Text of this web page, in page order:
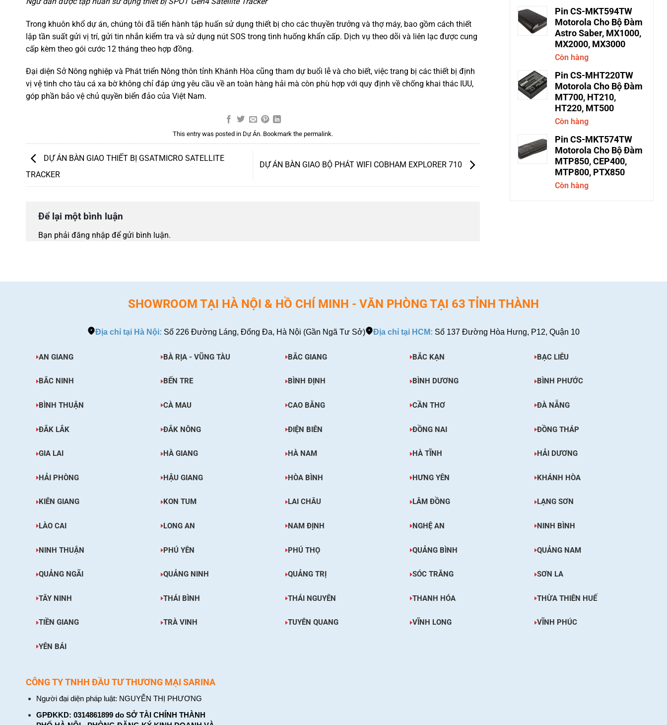
Trong khuôn khổ dự án, chúng tôi đã tiến hành tập huấn sử dụng thiết bị cho các thuyền trưởng và thợ máy, bao gồm cách thiết
lập tần suất gửi vị trí, gửi tin nhắn kiểm tra và sử dụng nút SOS trong tình huống khẩn cấp. Dịch vụ theo dõi và liên lạc được cung
cấp kèm theo gói cước 12 tháng theo hợp đồng.
Đại diện Sở Nông nghiệp và Phát triển Nông thôn tỉnh Khánh Hòa cũng tham dự buổi lễ và cho biết, việc trang bị các thiết bị định
vị vệ tinh cho tàu cá xa bờ không chỉ đáp ứng yêu cầu về an toàn hàng hải mà còn phù hợp với quy định về chống khai thác IUU,
góp phần bảo vệ chủ quyền biển đảo của Việt Nam.
This entry was posted in Dự Án. Bookmark the permalink.
DỰ ÁN BÀN GIAO THIẾT BỊ GSATMICRO SATELLITE
TRACKER
DỰ ÁN BÀN GIAO BỘ PHÁT WIFI COBHAM EXPLORER 710
Để lại một bình luận
Bạn phải đăng nhập để gửi bình luận.
Pin CS-MKT594TW
Motorola Cho Bộ Đàm
Astro Saber, MX1000,
MX2000, MX3000
Còn hàng
Pin CS-MHT220TW
Motorola Cho Bộ Đàm
MT700, HT210,
HT220, MT500
Còn hàng
Pin CS-MKT574TW
Motorola Cho Bộ Đàm
MTP850, CEP400,
MTP800, PTX850
Còn hàng
SHOWROOM TẠI HÀ NỘI & HỒ CHÍ MINH - VĂN PHÒNG TẠI 63 TỈNH THÀNH
Địa chỉ tại Hà Nội: Số 226 Đường Láng, Đống Đa, Hà Nội (Gần Ngã Tư Sở) Địa chỉ tại HCM: Số 137 Đường Hòa Hưng, P12, Quận 10
AN GIANG BÀ RỊA - VŨNG TÀU BẮC GIANG BẮC KẠN BẠC LIÊU
BẮC NINH BẾN TRE BÌNH ĐỊNH BÌNH DƯƠNG BÌNH PHƯỚC
BÌNH THUẬN CÀ MAU CAO BẰNG CẦN THƠ ĐÀ NẴNG
ĐẮK LẮK ĐẮK NÔNG ĐIỆN BIÊN ĐỒNG NAI ĐỒNG THÁP
GIA LAI HÀ GIANG HÀ NAM HÀ TĨNH HẢI DƯƠNG
HẢI PHÒNG HẬU GIANG HÒA BÌNH HƯNG YÊN KHÁNH HÒA
KIÊN GIANG KON TUM LAI CHÂU LÂM ĐỒNG LẠNG SƠN
LÀO CAI LONG AN NAM ĐỊNH NGHỆ AN NINH BÌNH
NINH THUẬN PHÚ YÊN PHÚ THỌ QUẢNG BÌNH QUẢNG NAM
QUẢNG NGÃI QUẢNG NINH QUẢNG TRỊ SÓC TRĂNG SƠN LA
TÂY NINH THÁI BÌNH THÁI NGUYÊN THANH HÓA THỪA THIÊN HUẾ
TIỀN GIANG TRÀ VINH TUYÊN QUANG VĨNH LONG VĨNH PHÚC
YÊN BÁI
CÔNG TY TNHH ĐẦU TƯ THƯƠNG MẠI SARINA
Người đại diện pháp luật: NGUYỄN THỊ PHƯƠNG
GPĐKKD: 0314861899 do SỞ TÀI CHÍNH THÀNH